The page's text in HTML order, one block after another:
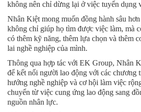
không nên chỉ dừng lại ở việc tuyển dụng
Nhân Kiệt mong muốn đồng hành sâu
không chỉ giúp họ tìm được việc làm, mà
có thêm kỹ năng, thêm lựa chọn và thêm
lai nghề nghiệp của mình.
Thông qua hợp tác với EK Group, Nhân
để kết nối người lao động với các chương
hướng nghề nghiệp và cơ hội làm việc
chuyển từ việc cung ứng lao động sang
nguồn nhân lực.